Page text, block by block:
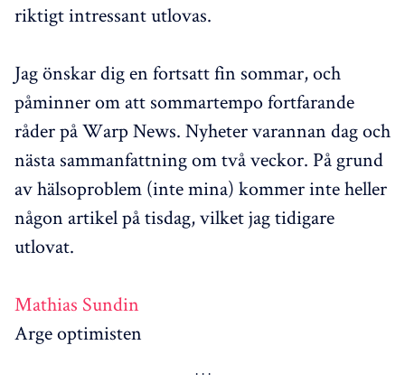
riktigt intressant utlovas.
Jag önskar dig en fortsatt fin sommar, och
påminner om att sommartempo fortfarande
råder på Warp News. Nyheter varannan dag och
nästa sammanfattning om två veckor. På grund
av hälsoproblem (inte mina) kommer inte heller
någon artikel på tisdag, vilket jag tidigare
utlovat.
Mathias Sundin
Arge optimisten